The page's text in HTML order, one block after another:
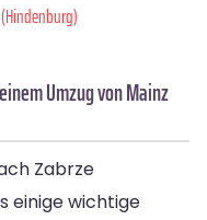
Umzug von Mainz
Zabrze
einige wichtige